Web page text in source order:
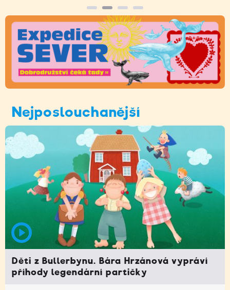
Nejposlouchanější
Děti z Bullerbynu. Bára Hrzánová vypráví
příhody legendární partičky